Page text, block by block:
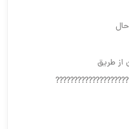
از طريق